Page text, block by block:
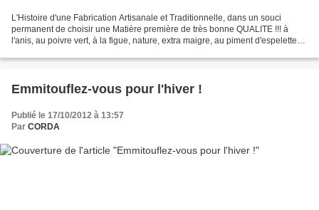
L'Histoire d'une Fabrication Artisanale et Traditionnelle, dans un souci
permanent de choisir une Matière première de très bonne QUALITE !!! à
l'anis, au poivre vert, à la figue, nature, extra maigre, au piment d'espelette
Emmitouflez-vous pour l'hiver !
Publié le 17/10/2012 à 13:57
Par CORDA